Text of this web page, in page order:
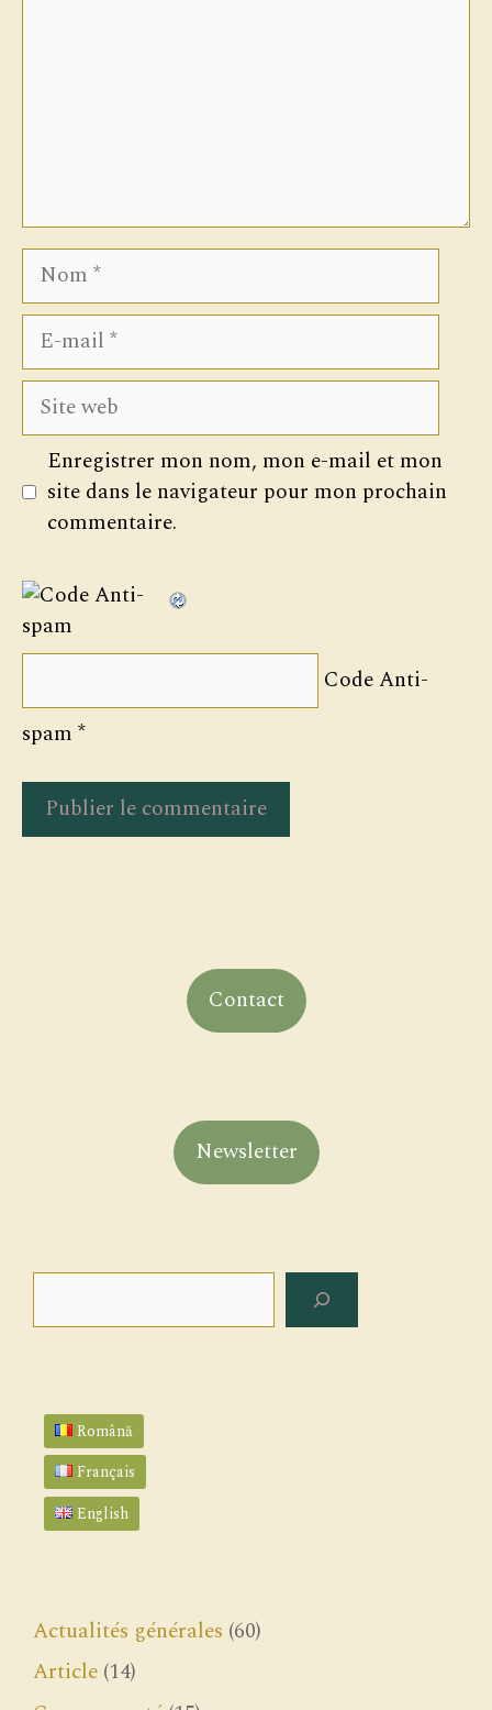
Nom
E-
mail
Site
web
Enregistrer mon nom, mon e-mail et mon
site dans le navigateur pour mon prochain
commentaire.
Code Anti-
spam *
Contact
Newsletter
Română
Français
English
Actualités générales (60)
Article (14)